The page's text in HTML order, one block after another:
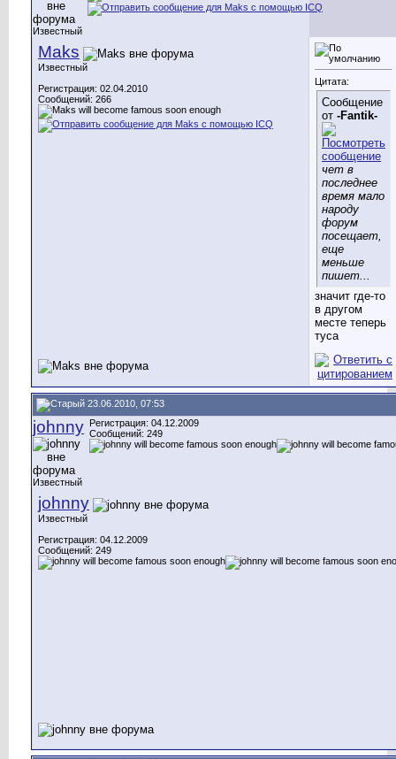
Известный
Maks
Известный
Регистрация: 02.04.2010
Сообщений: 266
Цитата:
Сообщение
от -Fantik-
чет в
последнее
время мало
народу
форум
посещает,
еще
меньше
пишет...
значит где-то
в другом
месте теперь
туса
23.06.2010, 07:53
johnny
Известный
Регистрация: 04.12.2009
Сообщений: 249
johnny
Известный
Регистрация: 04.12.2009
Сообщений: 249